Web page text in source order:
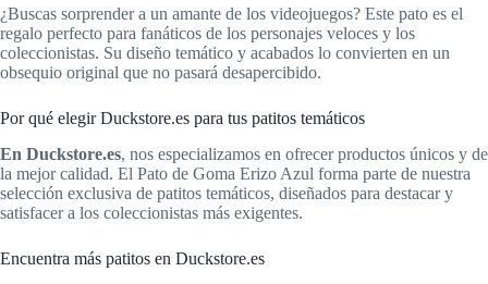
¿Buscas sorprender a un amante de los videojuegos? Este pato es el
regalo perfecto para fanáticos de los personajes veloces y los
coleccionistas. Su diseño temático y acabados lo convierten en un
obsequio original que no pasará desapercibido.
Por qué elegir Duckstore.es para tus patitos temáticos
En Duckstore.es, nos especializamos en ofrecer productos únicos y de
la mejor calidad. El Pato de Goma Erizo Azul forma parte de nuestra
selección exclusiva de patitos temáticos, diseñados para destacar y
satisfacer a los coleccionistas más exigentes.
Encuentra más patitos en Duckstore.es